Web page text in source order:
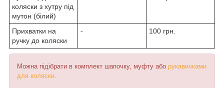
коляски з хутру під
мутон (білий)
Прихватки на
ручку до коляски
- 100 грн.
Можна підібрати в комплект шапочку, муфту або рукавичками
для коляски.